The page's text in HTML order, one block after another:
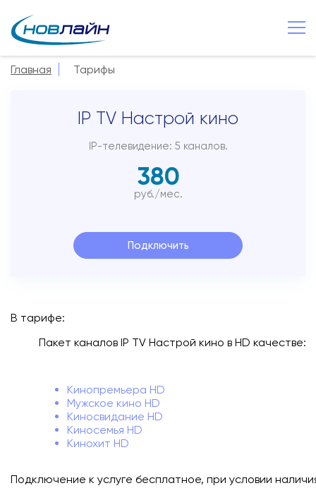
Великий Новгород
Новости
Зона охвата
Подключиться
Главная Тарифы
IP TV Настрой кино
IP-телевидение: 5 каналов.
380
руб./мес.
Подключить
В тарифе:
Пакет каналов IP TV Настрой кино в HD качестве:
Кинопремьера HD
Мужское кино HD
Киносвидание HD
Киносемья HD
Кинохит HD
Подключение к услуге бесплатное, при условии